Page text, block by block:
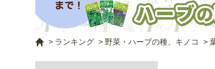
> ランキング > 野菜・ハーブの種、キノコ >